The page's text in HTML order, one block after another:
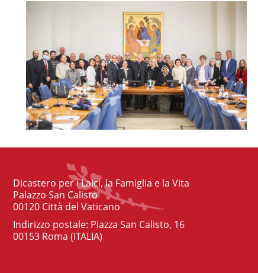
Dicastero per i Laici, la Famiglia e la Vita
Palazzo San Calisto
00120 Città del Vaticano
Indirizzo postale: Piazza San Calisto, 16
00153 Roma (ITALIA)